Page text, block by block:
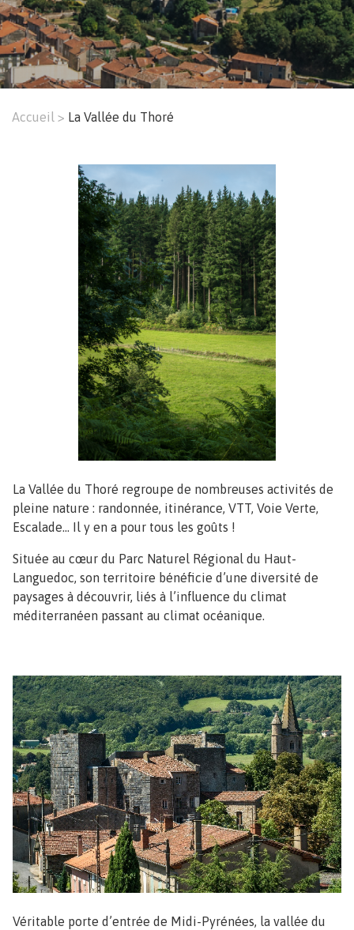
d'Ariane
Accueil La Vallée du Thoré
principal
Image
La Vallée du Thoré regroupe de nombreuses activités de
pleine nature : randonnée, itinérance, VTT, Voie Verte,
Escalade... Il y en a pour tous les goûts !
Située au cœur du Parc Naturel Régional du Haut-
Languedoc, son territoire bénéficie d’une diversité de
paysages à découvrir, liés à l’influence du climat
méditerranéen passant au climat océanique.
Image
Véritable porte d’entrée de Midi-Pyrénées, la vallée du